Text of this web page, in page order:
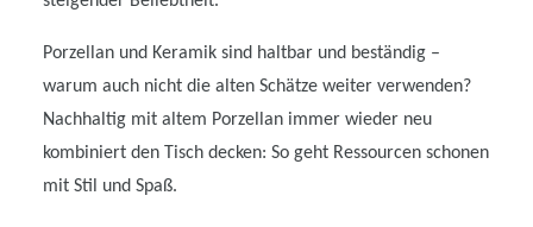
Porzellan und Keramik sind haltbar und beständig –
warum auch nicht die alten Schätze weiter verwenden?
Nachhaltig mit altem Porzellan immer wieder neu
kombiniert den Tisch decken: So geht Ressourcen schonen
mit Stil und Spaß.